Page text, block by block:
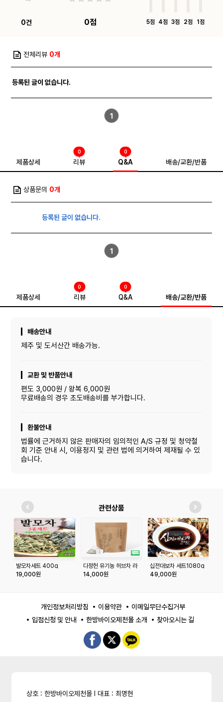
0건 0점 5점 4점 3점 2점 1점
전체리뷰 0개
등록된 글이 없습니다.
1
제품상세 리뷰
0
Q&A
0
배송/교환/반품
상품문의 0개
등록된 글이 없습니다.
1
제품상세 리뷰
0
Q&A
0
배송/교환/반품
배송안내
제주 및 도서산간 배송가능.
교환 및 반품안내
편도 3,000원 / 왕복 6,000원
무료배송의 경우 초도배송비를 부가합니다.
환불안내
법률에 근거하지 않은 판매자의 임의적인 A/S 규정 및 청약철
회 기준 안내 시, 이용정지 및 관련 법에 의거하여 제재될 수 있
습니다.
관련상품
발모차세트 400g
19,000원
다정헌 유기농 허브차 라
벤더 20티백+20티백
14,000원
십전대보차 세트1080g
49,000원
개인정보처리방침 이용약관
이메일무단수집거부
입점신청 및 안내
한방바이오제천몰 소개 찾아오시는 길
상호 : 한방바이오제천몰 l 대표 : 최명현